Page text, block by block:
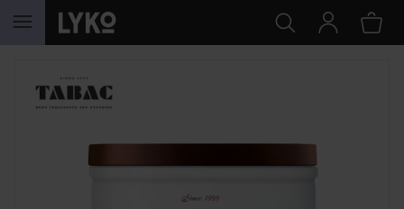
GÅ TIL INNHOLD
HOPP OVER SEKSJON